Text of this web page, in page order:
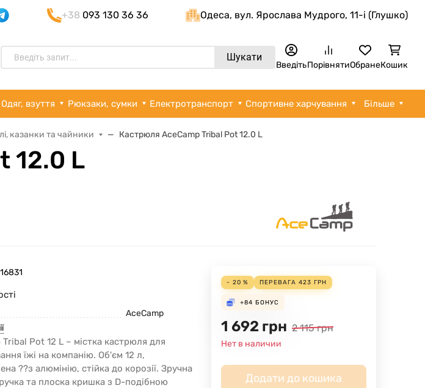
+38 093 130 36 36 Одеса, вул. Ярослава Мудрого, 11-i (Глушко)
Шукати
ВведітьПорівнятиОбранеКошик
Одяг, взуття Рюкзаки, сумки Електротранспорт Спортивне харчування Більше
казанки та чайники Кастрюля AceCamp Tribal Pot 12.0 L
12.0 L
16831
AceCamp
Tribal Pot 12 L – містка кастрюля для
їжі на компанію. Об'єм 12 л,
??з алюмінію, стійка до корозії. Зручна
та плоска кришка з D-подібною
- 20 % ПЕРЕВАГА 423 ГРН
+84 БОНУС
1 692 грн 2 115 грн
Нет в наличии
Додати до кошика